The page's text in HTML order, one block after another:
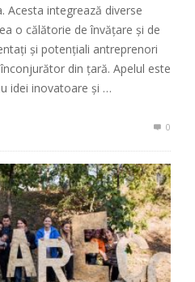
Acesta integrează diverse
o călătorie de învățare și de
și potențiali antreprenori
din țară. Apelul este
idei inovatoare și …
0